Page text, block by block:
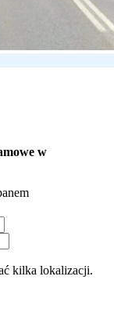
w
kilka lokalizacji.